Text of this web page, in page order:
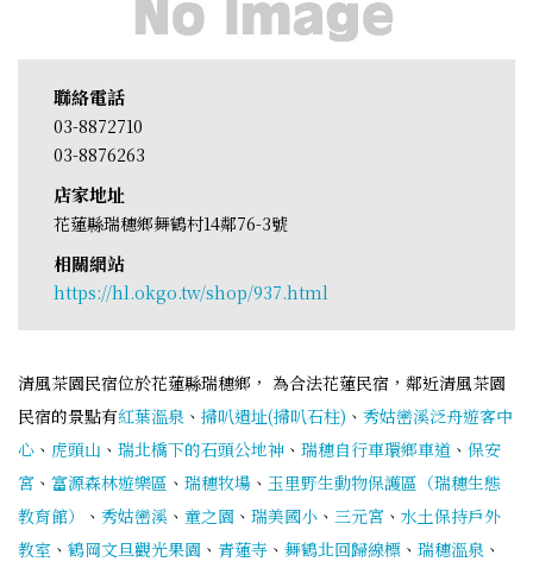
聯絡電話
03-8872710
03-8876263
店家地址
花蓮縣瑞穗鄉舞鶴村14鄰76-3號
相關網站
https://hl.okgo.tw/shop/937.html
清風茶園民宿位於花蓮縣瑞穗鄉， 為合法花蓮民宿，鄰近清風茶園
民宿的景點有紅葉溫泉 、 掃叭遺址(掃叭石柱) 、 秀姑巒溪泛舟遊客中
心 、 虎頭山 、 瑞北橋下的石頭公地神 、 瑞穗自行車環鄉車道 、 保安
宮 、 富源森林遊樂區 、 瑞穗牧場 、 玉里野生動物保護區（瑞穗生態
教育館）
、 秀姑巒溪 、 童之園 、 瑞美國小 、 三元宮 、 水土保持戶外
教室 、 鶴岡文旦觀光果園 、 青蓮寺 、 舞鶴北回歸線標 、 瑞穗溫泉 、